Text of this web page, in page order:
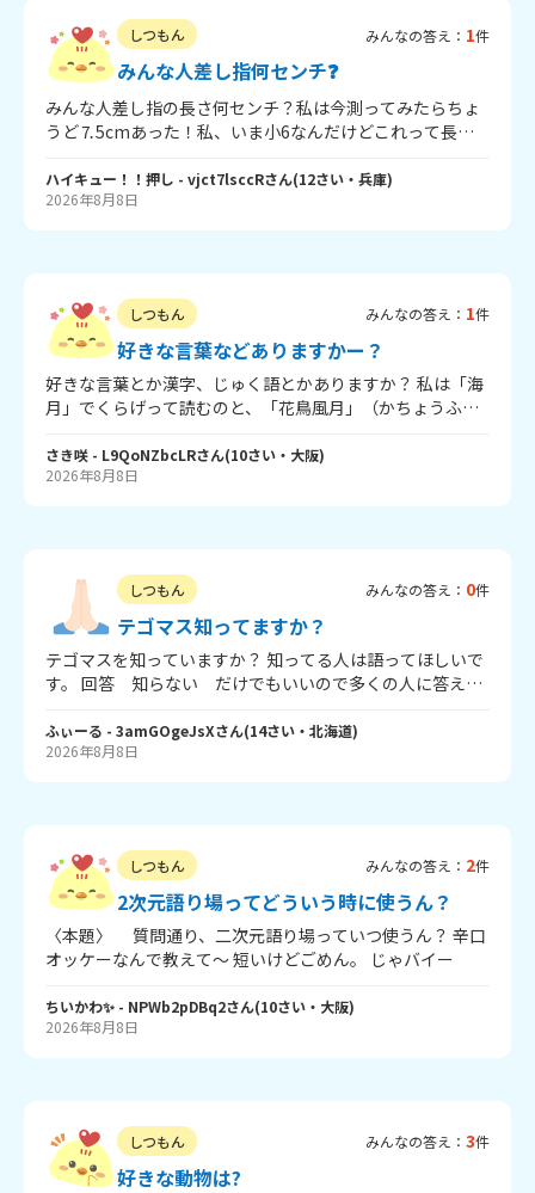
しつもん みんなの答え： 1件
みんな人差し指何センチ❓
みんな人差し指の長さ何センチ？私は今測ってみたらちょ
うど⒎5cmあった！私、いま小6なんだけどこれって長い
また会おー👋👋👋
ハイキュー！！押し - vjct7lsccRさん(12さい・ 兵庫)
2026年8月8日
しつもん みんなの答え： 1件
好きな言葉などありますかー？
好きな言葉とか漢字、じゅく語とかありますか？ 私は「海
月」でくらげって読むのと、「花鳥風月」（かちょうふう
かきれいだなー…と感じます 漢字は「志」かな！ー番は 何
かあればいくらでもかいてください！ お願いしまーす
さき咲 - L9QoNZbcLRさん(10さい・ 大阪)
2026年8月8日
しつもん みんなの答え： 0件
テゴマス知ってますか？
テゴマスを知っていますか？ 知ってる人は語ってほしいで
す。 回答 知らない だけでもいいので多くの人に答えて
ふぃーる - 3amGOgeJsXさん(14さい・ 北海道)
2026年8月8日
しつもん みんなの答え： 2件
2次元語り場ってどういう時に使うん？
〈本題〉 質問通り、二次元語り場っていつ使うん？ 辛口
オッケーなんで教えて～ 短いけどごめん。 じゃバイー
ちいかわ✨ - NPWb2pDBq2さん(10さい・ 大阪)
2026年8月8日
しつもん みんなの答え： 3件
好きな動物は?